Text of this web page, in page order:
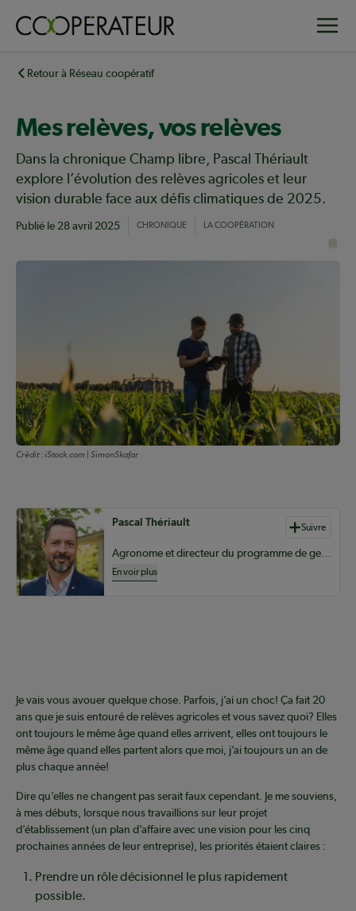
principalRetour à Réseau coopératif
Mes relèves, vos relèves
Dans la chronique Champ libre, Pascal Thériault
explore l’évolution des relèves agricoles et leur
vision durable face aux défis climatiques de 2025.
Publié le 28 avril 2025 CHRONIQUE LA COOPÉRATION
Crédit :iStock.com | SimonSkafar
Auteurs de contenu
Pascal Thériault Suivre
Agronome et directeur du programme de gestion et technologies d’entreprise agricole au Campus MacDonald de l’Université McGill
En voir plus
Je vais vous avouer quelque chose. Parfois, j’ai un choc! Ça fait 20
ans que je suis entouré de relèves agricoles et vous savez quoi? Elles
ont toujours le même âge quand elles arrivent, elles ont toujours le
même âge quand elles partent alors que moi, j’ai toujours un an de
plus chaque année!
Dire qu’elles ne changent pas serait faux cependant. Je me souviens,
à mes débuts, lorsque nous travaillions sur leur projet
d’établissement (un plan d’affaire avec une vision pour les cinq
prochaines années de leur entreprise), les priorités étaient claires :
Prendre un rôle décisionnel le plus rapidement
possible.